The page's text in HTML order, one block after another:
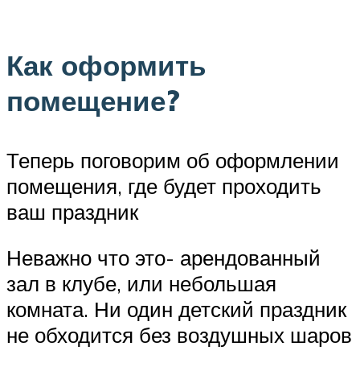
Как оформить
помещение?
Теперь поговорим об оформлении
помещения, где будет проходить
ваш праздник
Неважно что это- арендованный
зал в клубе, или небольшая
комната. Ни один детский праздник
не обходится без воздушных шаров